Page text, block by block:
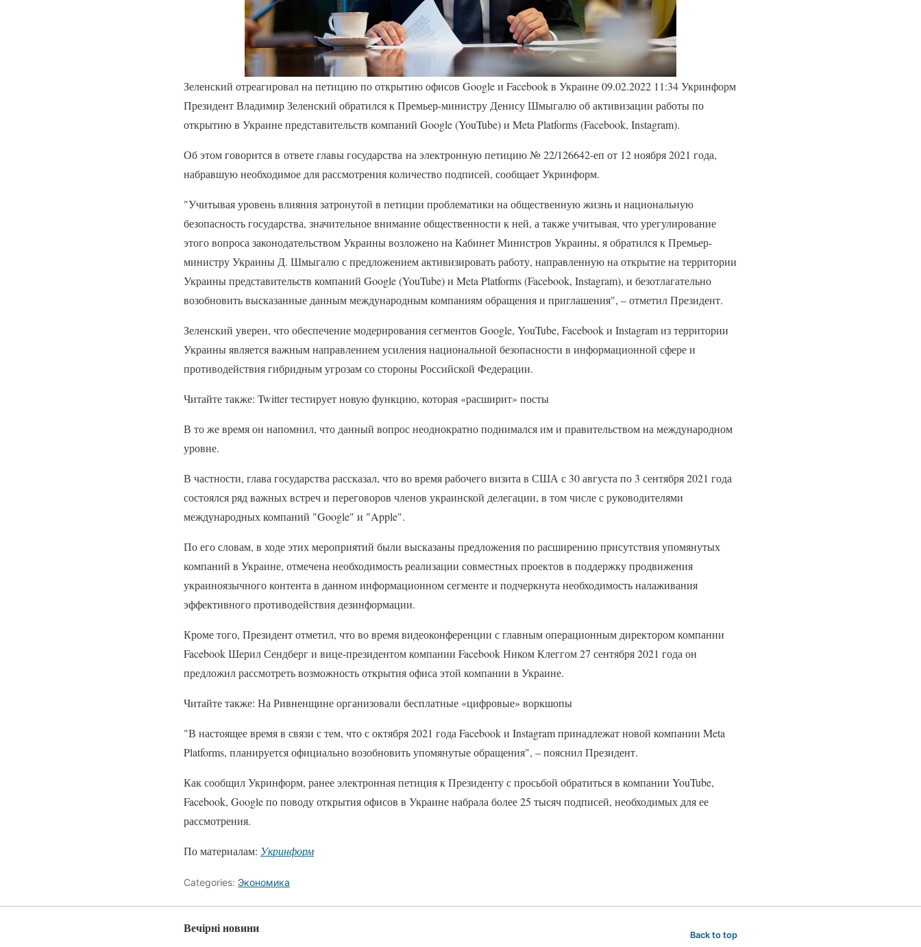
Зеленский отреагировал на петицию по открытию офисов Google и Facebook в Украине 09.02.2022 11:34 Укринформ
Президент Владимир Зеленский обратился к Премьер-министру Денису Шмыгалю об активизации работы по
открытию в Украине представительств компаний Google (YouTube) и Meta Platforms (Facebook, Instagram).
Об этом говорится в ответе главы государства на электронную петицию № 22/126642-еп от 12 ноября 2021 года,
набравшую необходимое для рассмотрения количество подписей, сообщает Укринформ.
"Учитывая уровень влияния затронутой в петиции проблематики на общественную жизнь и национальную
безопасность государства, значительное внимание общественности к ней, а также учитывая, что урегулирование
этого вопроса законодательством Украины возложено на Кабинет Министров Украины, я обратился к Премьер-
министру Украины Д. Шмыгалю с предложением активизировать работу, направленную на открытие на территории
Украины представительств компаний Google (YouTube) и Meta Platforms (Facebook, Instagram), и безотлагательно
возобновить высказанные данным международным компаниям обращения и приглашения", – отметил Президент.
Зеленский уверен, что обеспечение модерирования сегментов Google, YouTube, Facebook и Instagram из территории
Украины является важным направлением усиления национальной безопасности в информационной сфере и
противодействия гибридным угрозам со стороны Российской Федерации.
Читайте также: Twitter тестирует новую функцию, которая «расширит» посты
В то же время он напомнил, что данный вопрос неоднократно поднимался им и правительством на международном
уровне.
В частности, глава государства рассказал, что во время рабочего визита в США с 30 августа по 3 сентября 2021 года
состоялся ряд важных встреч и переговоров членов украинской делегации, в том числе с руководителями
международных компаний "Google" и "Apple".
По его словам, в ходе этих мероприятий были высказаны предложения по расширению присутствия упомянутых
компаний в Украине, отмечена необходимость реализации совместных проектов в поддержку продвижения
украиноязычного контента в данном информационном сегменте и подчеркнута необходимость налаживания
эффективного противодействия дезинформации.
Кроме того, Президент отметил, что во время видеоконференции с главным операционным директором компании
Facebook Шерил Сендберг и вице-президентом компании Facebook Ником Клеггом 27 сентября 2021 года он
предложил рассмотреть возможность открытия офиса этой компании в Украине.
Читайте также: На Ривненщине организовали бесплатные «цифровые» воркшопы
"В настоящее время в связи с тем, что с октября 2021 года Facebook и Instagram принадлежат новой компании Meta
Platforms, планируется официально возобновить упомянутые обращения", – пояснил Президент.
Как сообщил Укринформ, ранее электронная петиция к Президенту с просьбой обратиться в компании YouTube,
Facebook, Google по поводу открытия офисов в Украине набрала более 25 тысяч подписей, необходимых для ее
рассмотрения.
По материалам: Укринформ
Categories: Экономика
Вечірні новини Back to top